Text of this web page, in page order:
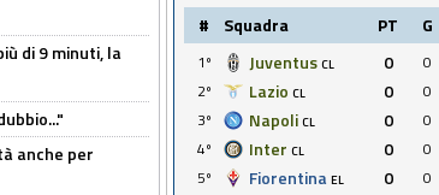
di 9 minuti, la
anche per
# Squadra PT G
1º Juventus CL 0 0
2º
Lazio CL 0 0
3º
Napoli CL 0 0
4º
Inter CL 0 0
5º
Fiorentina EL 0 0